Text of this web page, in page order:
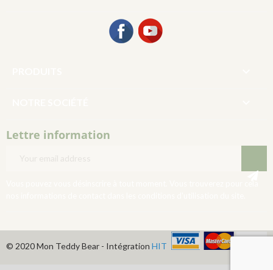
Facebook
Lettre information
© 2020 Mon Teddy Bear - Intégration HIT